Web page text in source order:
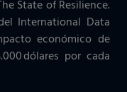
State of Resilience.
International Data
económico de
dólares por cada